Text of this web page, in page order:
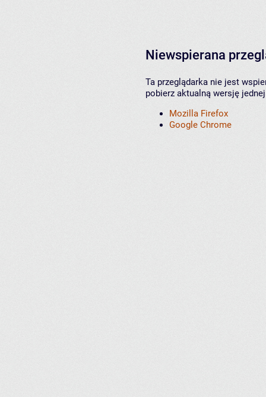
Niewspierana
Ta przeglądarka nie jest
pobierz aktualną wersję
Mozilla Firefox
Google Chrome